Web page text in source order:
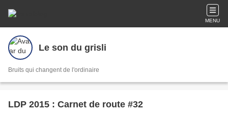
MENU
Le son du grisli
Bruits qui changent de l'ordinaire
LDP 2015 : Carnet de route #32